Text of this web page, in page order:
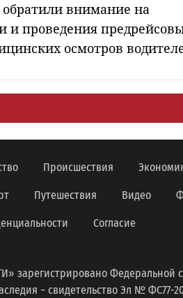
внимание на
и проведения
осмотров
Происшествия
Путешествия Видео
Согласие
зарегистрировано Федеральной
− свидетельство Эл № ФС77-